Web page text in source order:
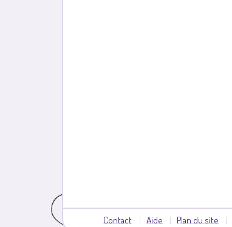
Contact Aide Plan du site